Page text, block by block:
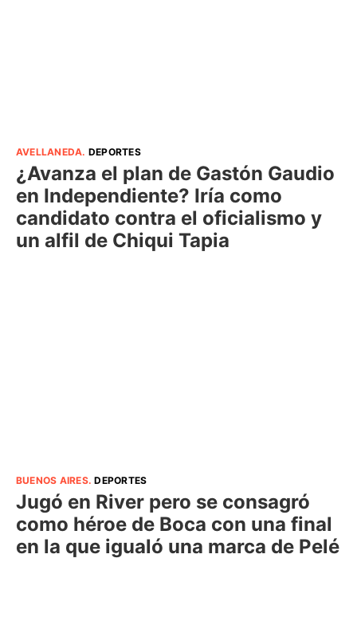
AVELLANEDA. DEPORTES
¿Avanza el plan de Gastón Gaudio
en Independiente? Iría como
candidato contra el oficialismo y
un alfil de Chiqui Tapia
BUENOS AIRES.DEPORTES
Jugó en River pero se consagró
como héroe de Boca con una final
en la que igualó una marca de Pelé